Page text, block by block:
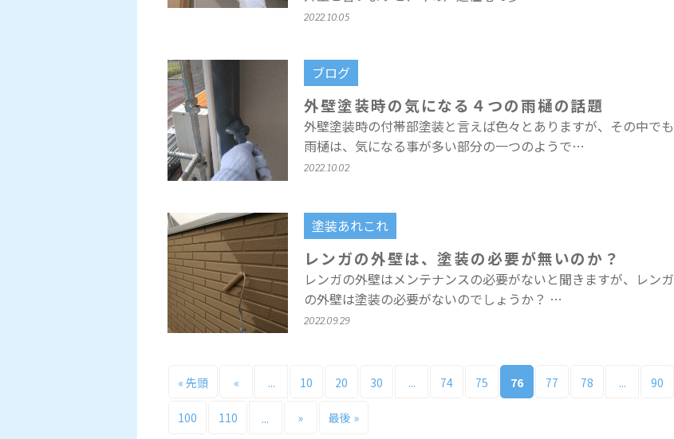
2022.10.05
ブログ
外壁塗装時の気になる４つの雨樋の話題
外壁塗装時の付帯部塗装と言えば色々とありますが、その中でも
雨樋は、気になる事が多い部分の一つのようで…
2022.10.02
塗装あれこれ
レンガの外壁は、塗装の必要が無いのか？
レンガの外壁はメンテナンスの必要がないと聞きますが、レンガ
の外壁は塗装の必要がないのでしょうか？ …
2022.09.29
« 先頭 « ... 10 20 30 ... 74 75 76 77 78 ... 90
100 110 ... » 最後 »